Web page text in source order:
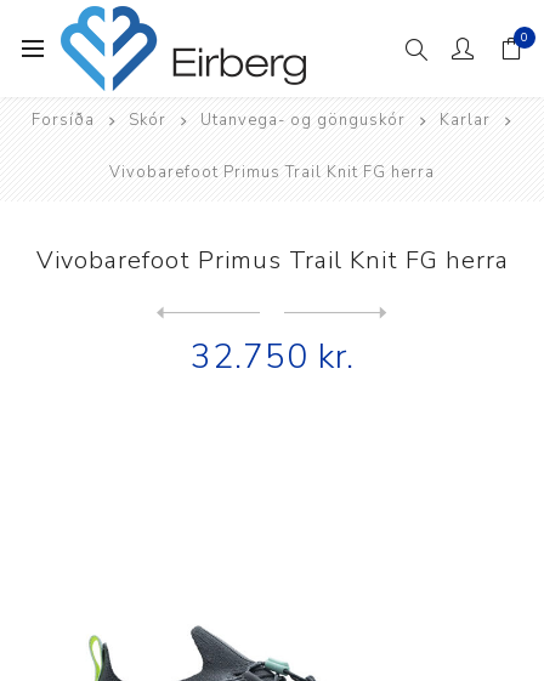
0
Forsíða Skór Utanvega- og gönguskór Karlar
Vivobarefoot Primus Trail Knit FG herra
Vivobarefoot Primus Trail Knit FG herra
32.750 kr.